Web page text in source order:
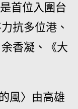
首位入圍台
抗多位港、
香凝、《大